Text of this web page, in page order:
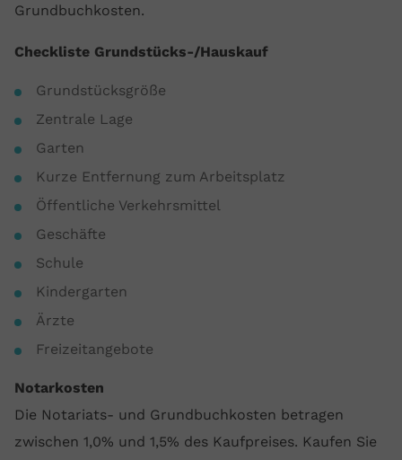
Grundbuchkosten.
Checkliste Grundstücks-/Hauskauf
Grundstücksgröße
Zentrale Lage
Garten
Kurze Entfernung zum Arbeitsplatz
Öffentliche Verkehrsmittel
Geschäfte
Schule
Kindergarten
Ärzte
Freizeitangebote
Notarkosten
Die Notariats- und Grundbuchkosten betragen
zwischen 1,0% und 1,5% des Kaufpreises. Kaufen Sie